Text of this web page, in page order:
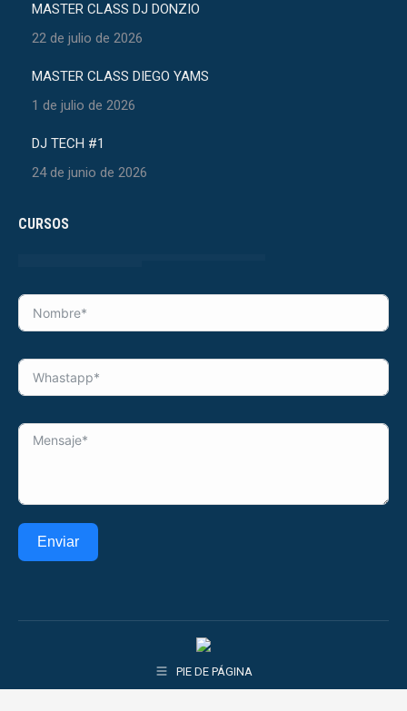
MASTER CLASS DJ DONZIO
22 de julio de 2026
MASTER CLASS DIEGO YAMS
1 de julio de 2026
DJ TECH #1
24 de junio de 2026
CURSOS
Enviar
PIE DE PÁGINA